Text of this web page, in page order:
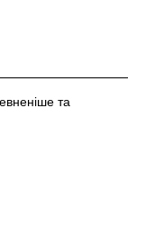
та